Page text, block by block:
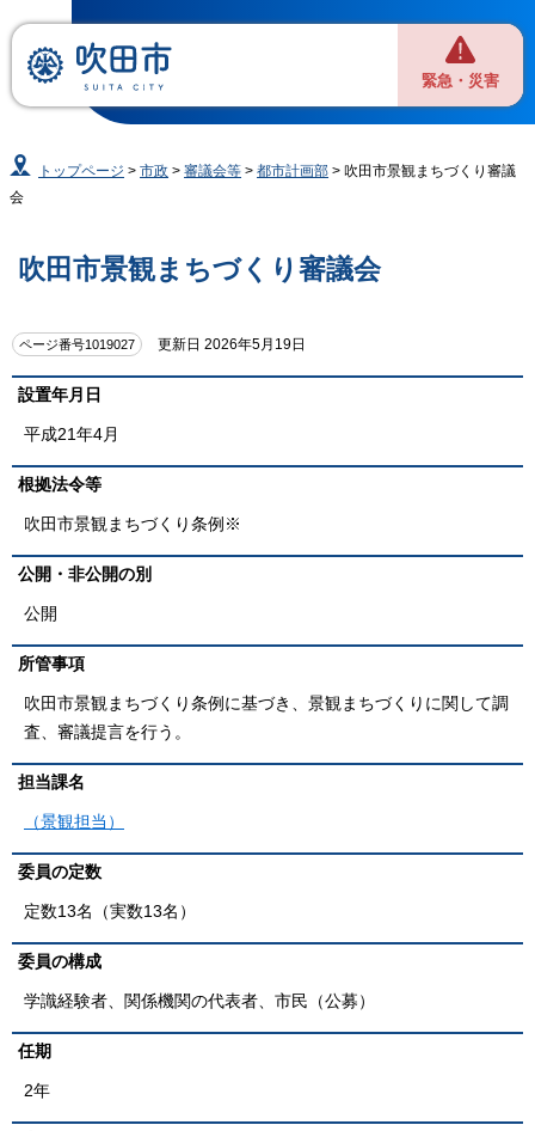
緊急・災害
トップページ >市政 >審議会等 >都市計画部 > 吹田市景観まちづくり審議
会
吹田市景観まちづくり審議会
ページ番号1019027 更新日 2026年5月19日
設置年月日
平成21年4月
根拠法令等
吹田市景観まちづくり条例※
公開・非公開の別
公開
所管事項
吹田市景観まちづくり条例に基づき、景観まちづくりに関して調
査、審議提言を行う。
担当課名
（景観担当）
委員の定数
定数13名（実数13名）
委員の構成
学識経験者、関係機関の代表者、市民（公募）
任期
2年